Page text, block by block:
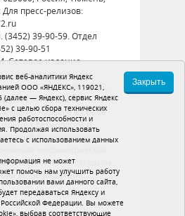
пресс-релизов:
(3452) 39-90-59. Отдел
39-90-51
Сетевое издание
«Тюменская правда»,
номер СМИ Эл № ФС77-
2023 г. выдано
по надзору в сфере
технологий и
(Роскомнадзор)
область сегодня»
Устав редакции
веб-аналитики Яндекс
ООО «ЯНДЕКС», 119021,
(далее — Яндекс), сервис Яндекс
с целью сбора технических
работоспособности и
Продолжая использовать
с использованием данных
не может
помочь нам улучшить работу
вами данного сайта,
передаваться Яндексу и
Федерации. Вы можете
выбрав соответствующие
Закрыть